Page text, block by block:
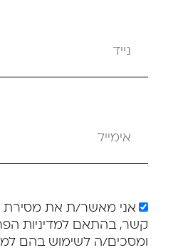
מדיניות
פרטיות
אני מאשר/ת את מסירת
קשר, בהתאם למדיניות
ומסכים/ה לשימוש בהם